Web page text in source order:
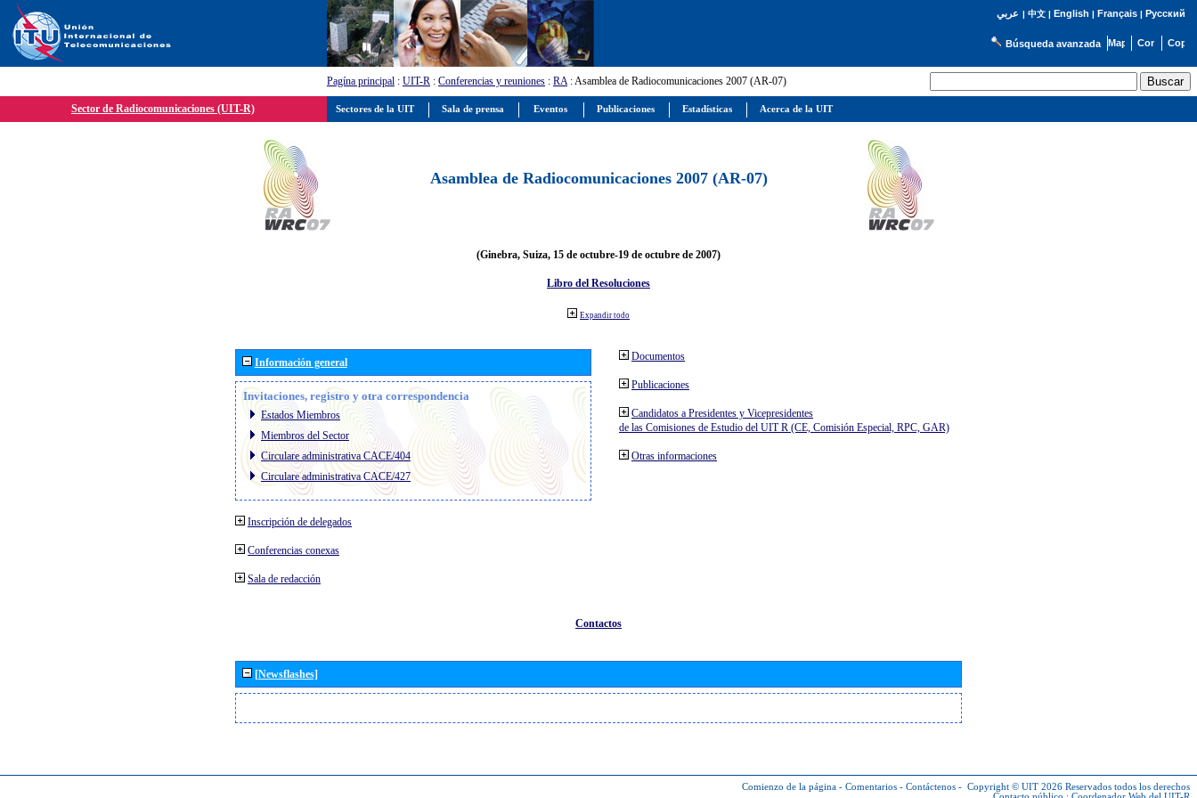
عربي | 中文| English | Français| Русский
Búsqueda avanzada
Pagína principal : UIT-R : Conferencias y reuniones : RA: Asamblea de Radiocomunicaciones 2007 (AR-07)
Sector de Radiocomunicaciones (UIT-R)
Asamblea de Radiocomunicaciones 2007 (AR-07)
(Ginebra, Suiza, 15 de octubre-19 de octubre de 2007)
Libro del Resoluciones
Expandir todo
Información general
Invitaciones, registro y otra correspondencia
Estados Miembros
Miembros del Sector
Circulare administrativa CACE/404
Circulare administrativa CACE/427
Inscripción de delegados
Conferencias conexas
Sala de redacción
Documentos
Publicaciones
Candidatos a Presidentes y Vicepresidentes
de las Comisiones de Estudio del UIT R (CE, Comisión Especial, RPC, GAR)
Otras informaciones
Contactos
[Newsflashes]
Comienzo de la página - Comentarios - Contáctenos - Copyright © UIT 2026 Reservados todos los derechos
Sectores de la UIT Sala de prensa Eventos Publicaciones Estadísticas Acerca de la UIT